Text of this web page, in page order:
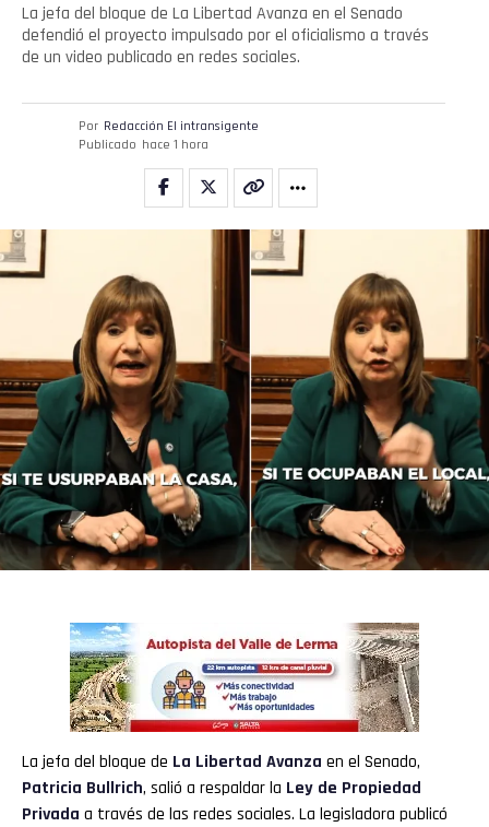
La jefa del bloque de La Libertad Avanza en el Senado
defendió el proyecto impulsado por el oficialismo a través
de un video publicado en redes sociales.
Por Redacción El intransigente
Publicado hace 1 hora
La jefa del bloque de La Libertad Avanza en el Senado,
Patricia Bullrich, salió a respaldar la Ley de Propiedad
Privada a través de las redes sociales. La legisladora publicó